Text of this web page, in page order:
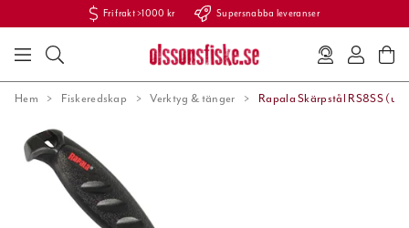
Fri frakt >1000 kr Supersnabba leveranser
Hem Fiskeredskap Verktyg & tänger Rapala Skärpstål RS8SS